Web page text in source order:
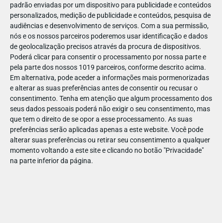
padrão enviadas por um dispositivo para publicidade e conteúdos
personalizados, medição de publicidade e conteúdos, pesquisa de
audiências e desenvolvimento de serviços. Com a sua permissão,
nós e os nossos parceiros poderemos usar identificação e dados
de geolocalização precisos através da procura de dispositivos.
Poderá clicar para consentir o processamento por nossa parte e
pela parte dos nossos 1019 parceiros, conforme descrito acima.
Em alternativa, pode aceder a informações mais pormenorizadas
e alterar as suas preferências antes de consentir ou recusar o
consentimento. Tenha em atenção que algum processamento dos
seus dados pessoais poderá não exigir o seu consentimento, mas
que tem o direito de se opor a esse processamento. As suas
preferências serão aplicadas apenas a este website. Você pode
alterar suas preferências ou retirar seu consentimento a qualquer
momento voltando a este site e clicando no botão "Privacidade"
na parte inferior da página.
11
1225781442927702